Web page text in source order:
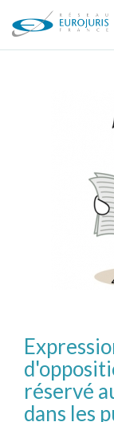
réservé
dans les